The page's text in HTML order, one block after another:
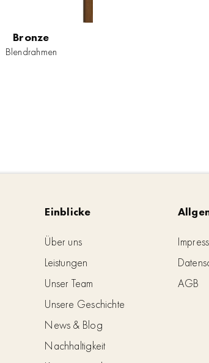
Bronze
Blendrahmen
Einblicke
Über uns
Leistungen
Unser Team
Unsere Geschichte
News & Blog
Nachhaltigkeit
AGB